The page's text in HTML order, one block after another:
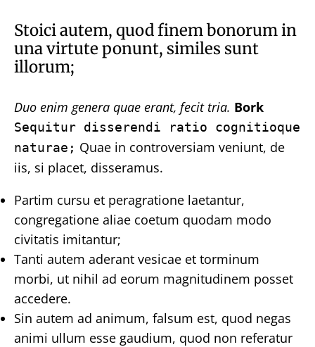
Stoici autem, quod finem bonorum in
una virtute ponunt, similes sunt
illorum;
Duo enim genera quae erant, fecit tria. Bork
Sequitur disserendi ratio cognitioque
naturae; Quae in controversiam veniunt, de
iis, si placet, disseramus.
Partim cursu et peragratione laetantur,
congregatione aliae coetum quodam modo
civitatis imitantur;
Tanti autem aderant vesicae et torminum
morbi, ut nihil ad eorum magnitudinem posset
accedere.
Sin autem ad animum, falsum est, quod negas
animi ullum esse gaudium, quod non referatur